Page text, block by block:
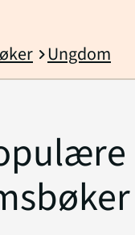
chevron_rightUngdom